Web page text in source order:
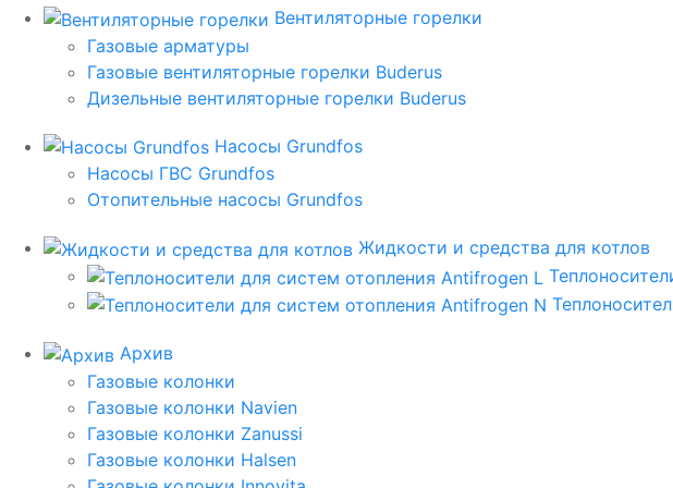
Вентиляторные горелки
Газовые арматуры
Газовые вентиляторные горелки Buderus
Дизельные вентиляторные горелки Buderus
Насосы Grundfos
Насосы ГВС Grundfos
Отопительные насосы Grundfos
Жидкости и средства для котлов
Архив
Газовые колонки
Газовые колонки Navien
Газовые колонки Zanussi
Газовые колонки Halsen